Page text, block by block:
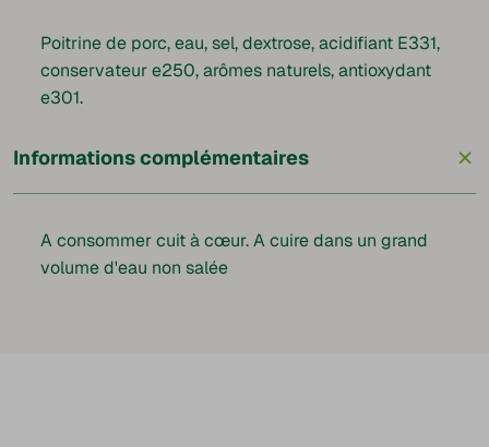
Poitrine de porc, eau, sel, dextrose, acidifiant E331,
conservateur e250, arômes naturels, antioxydant
e301.
Informations complémentaires +
A consommer cuit à cœur. A cuire dans un grand
volume d'eau non salée